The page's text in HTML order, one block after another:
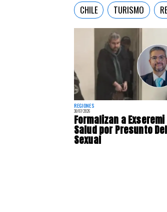
REGIONES
30/07/2026
Formalizan a
Salud por Presunto
Sexual
CHILE TURISMO